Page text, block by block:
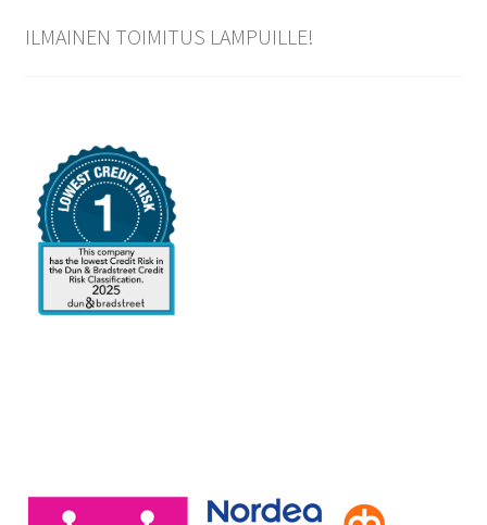
ILMAINEN TOIMITUS LAMPUILLE!